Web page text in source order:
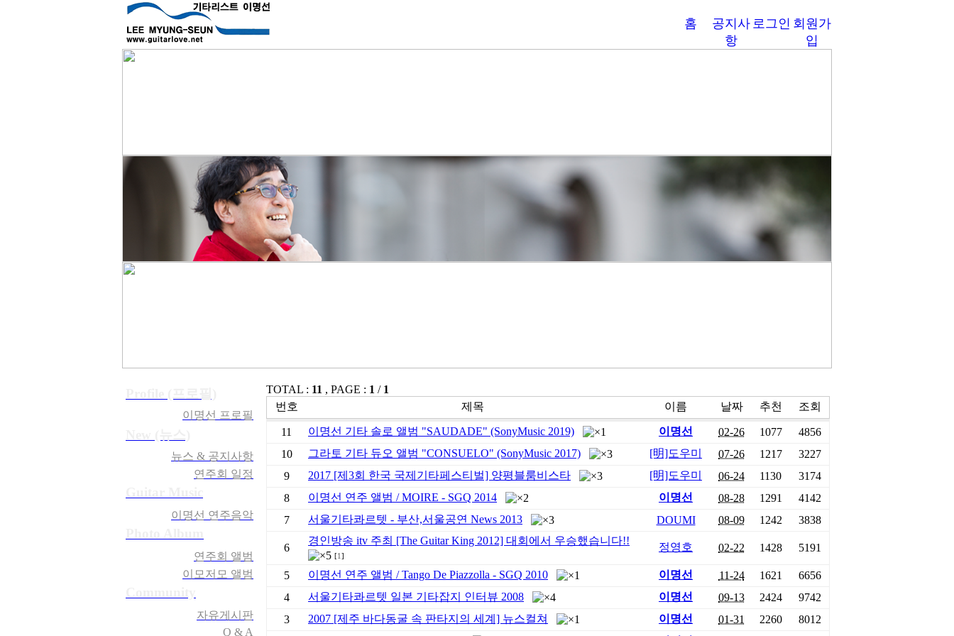
회원가
입
로그인
공지사
항
홈
이명선 프로필
뉴스 & 공지사항
연주회 일정
이명선 연주음악
연주회 앨범
이모저모 앨범
자유게시판
Q & A
TOTAL : 11 , PAGE : 1 / 1
번호
제목 이름 날짜 추천 조회
11 이명선 기타 솔로 앨범 "SAUDADE" (SonyMusic 2019) 이명선 02-26 1077
4856
10
그라토 기타 듀오 앨범 "CONSUELO" (SonyMusic 2017) [明]도우미 07-26 1217
3227
9
2017 [제3회 한국 국제기타페스티벌] 양평블룸비스타 [明]도우미 06-24 1130
3174
8
이명선 연주 앨범 / MOIRE - SGQ 2014 이명선 08-28 1291
4142
7
서울기타콰르텟 - 부산,서울공연 News 2013 DOUMI 08-09 1242 3838
6
경인방송 itv 주최 [The Guitar King 2012] 대회에서 우승했습니다!!
[1 ]
정영호 02-22 1428 5191
5 이명선 연주 앨범 / Tango De Piazzolla - SGQ 2010 이명선 11-24 1621
6656
4
서울기타콰르텟 일본 기타잡지 인터뷰 2008 이명선 09-13 2424
9742
3
2007 [제주 바다동굴 속 판타지의 세계] 뉴스컬쳐 이명선 01-31 2260
8012